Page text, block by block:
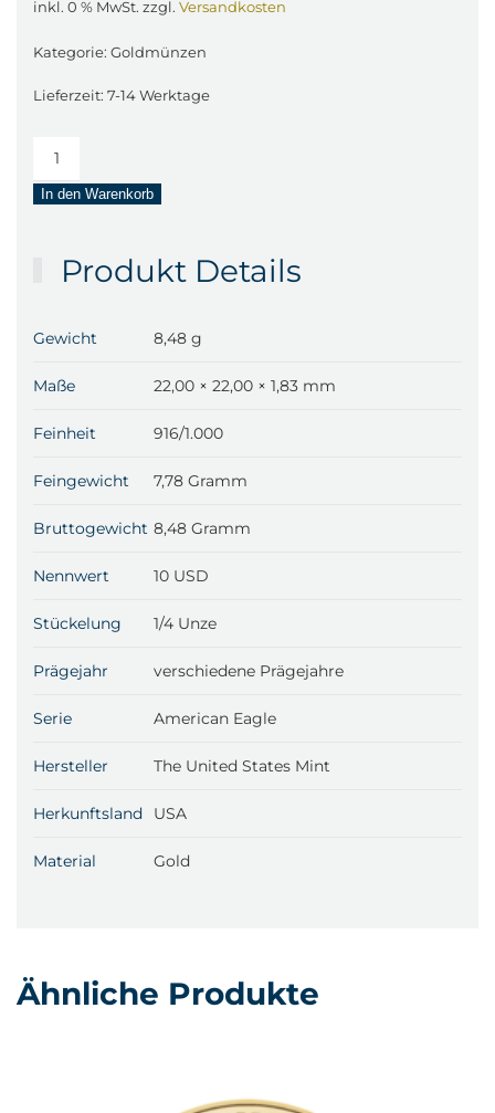
inkl. 0 % MwSt. zzgl. Versandkosten
Kategorie: Goldmünzen
Lieferzeit: 7-14 Werktage
Goldmünze
In den Warenkorb
Produkt Details
Gewicht 8,48 g
Maße 22,00 × 22,00 × 1,83 mm
Feinheit 916/1.000
Feingewicht 7,78 Gramm
Bruttogewicht 8,48 Gramm
Nennwert 10 USD
Stückelung 1/4 Unze
Prägejahr verschiedene Prägejahre
Serie American Eagle
Hersteller The United States Mint
Herkunftsland USA
Material Gold
Ähnliche Produkte